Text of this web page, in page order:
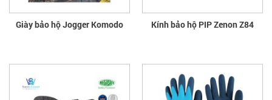
Giày bảo hộ Jogger Komodo Kính bảo hộ PIP Zenon Z84